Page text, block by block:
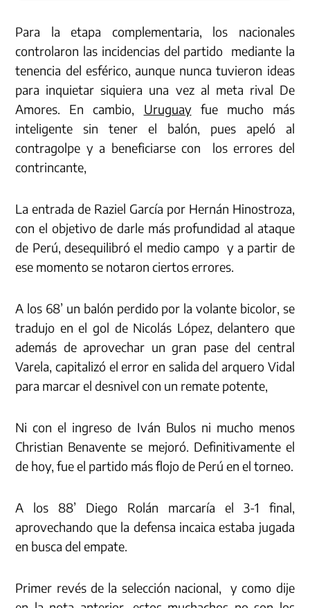
Para la etapa complementaria, los nacionales
controlaron las incidencias del partido mediante la
tenencia del esférico, aunque nunca tuvieron ideas
para inquietar siquiera una vez al meta rival De
Amores. En cambio, Uruguayfue mucho más
inteligente sin tener el balón, pues apeló al
contragolpe y a beneficiarse con los errores del
contrincante,
La entrada de Raziel García por Hernán Hinostroza,
con el objetivo de darle más profundidad al ataque
de Perú, desequilibró el medio campo y a partir de
ese momento se notaron ciertos errores.
A los 68’ un balón perdido por la volante bicolor, se
tradujo en el gol de Nicolás López, delantero que
además de aprovechar un gran pase del central
Varela, capitalizó el error en salida del arquero Vidal
para marcar el desnivel con un remate potente,
Ni con el ingreso de Iván Bulos ni mucho menos
Christian Benavente se mejoró. Definitivamente el
de hoy, fue el partido más flojo de Perú en el torneo.
A los 88’ Diego Rolán marcaría el 3-1 final,
aprovechando que la defensa incaica estaba jugada
en busca del empate.
Primer revés de la selección nacional, y como dije